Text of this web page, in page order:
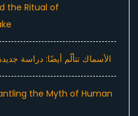
the Ritual of
الأسماك تتألّم أيضًا: دراسة
the Myth of Human